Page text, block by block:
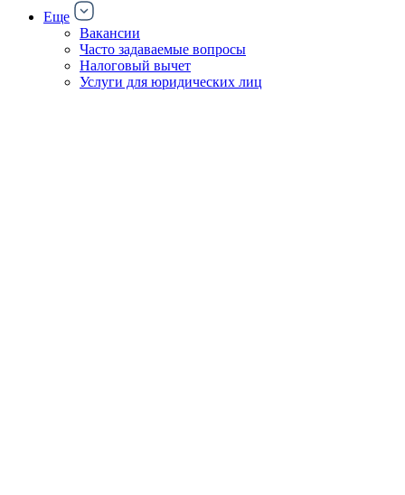
Еще
Вакансии
Часто задаваемые вопросы
Налоговый вычет
Услуги для юридических лиц